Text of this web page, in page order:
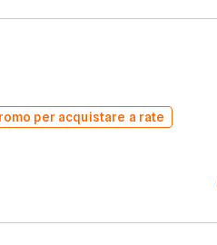
per acquistare a rate